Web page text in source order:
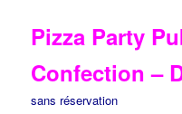
Pizza Party
Confection –
sans réservation